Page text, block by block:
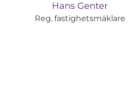
Hans Genter
Reg. fastighetsmäklare